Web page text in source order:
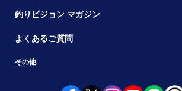
釣りビジョン マガジン
よくあるご質問
その他